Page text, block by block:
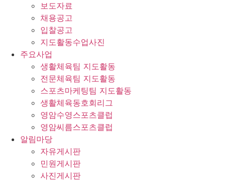
보도자료
채용공고
입찰공고
지도활동수업사진
주요사업
생활체육팀 지도활동
전문체육팀 지도활동
스포츠마케팅팀 지도활동
생활체육동호회리그
영암수영스포츠클럽
영암씨름스포츠클럽
알림마당
자유게시판
민원게시판
사진게시판